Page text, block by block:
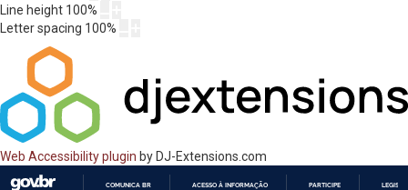
Line height 100%
Letter spacing 100%
Web Accessibility plugin by DJ-Extensions.com
COMUNICA BR ACESSO À INFORMAÇÃO PARTICIPE